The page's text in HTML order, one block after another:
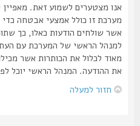
אנו מצטערים לשמוע זאת. מאפיין
מערכת זו כולל אמצעי אבטחה כדי
אשר שולחים הודעות כאלו, כך שתוכל
למנהל הראשי של המערכת עם העתק
מאוד לכלול את הכותרות אשר
את ההודעה. המנהל הראשי יוכל לפעול
חזור למעלה